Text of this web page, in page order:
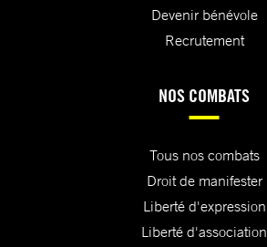
Devenir bénévole
Recrutement
NOS COMBATS
Tous nos combats
Droit de manifester
Liberté d'expression
Liberté d'association